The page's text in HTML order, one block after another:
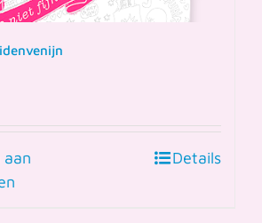
aan
Details